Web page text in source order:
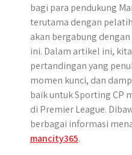
bagi para pendukung
terutama dengan
akan bergabung
ini. Dalam artikel ini,
pertandingan yang
momen kunci, dan
baik untuk Sporting CP
di Premier League.
berbagai informasi
mancity365.